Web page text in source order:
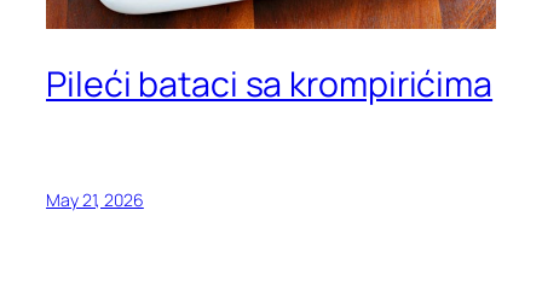
Pileći bataci sa krompirićima
May 21, 2026